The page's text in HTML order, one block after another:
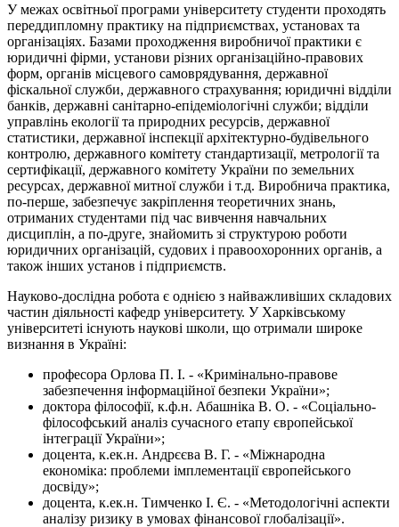
У межах освітньої програми університету студенти проходять
переддипломну практику на підприємствах, установах та
організаціях. Базами проходження виробничої практики є
юридичні фірми, установи різних організаційно-правових
форм, органів місцевого самоврядування, державної
фіскальної служби, державного страхування; юридичні відділи
банків, державні санітарно-епідеміологічні служби; відділи
управлінь екології та природних ресурсів, державної
статистики, державної інспекції архітектурно-будівельного
контролю, державного комітету стандартизації, метрології та
сертифікації, державного комітету України по земельних
ресурсах, державної митної служби і т.д. Виробнича практика,
по-перше, забезпечує закріплення теоретичних знань,
отриманих студентами під час вивчення навчальних
дисциплін, а по-друге, знайомить зі структурою роботи
юридичних організацій, судових і правоохоронних органів, а
також інших установ і підприємств.
Науково-дослідна робота є однією з найважливіших складових
частин діяльності кафедр університету. У Харківському
університеті існують наукові школи, що отримали широке
визнання в Україні:
професора Орлова П. І. - «Кримінально-правове
забезпечення інформаційної безпеки України»;
доктора філософії, к.ф.н. Абашніка В. О. - «Соціально-
філософський аналіз сучасного етапу європейської
інтеграції України»;
доцента, к.ек.н. Андрєєва В. Г. - «Міжнародна
економіка: проблеми імплементації європейського
досвіду»;
доцента, к.ек.н. Тимченко І. Є. - «Методологічні аспекти
аналізу ризику в умовах фінансової глобалізації».